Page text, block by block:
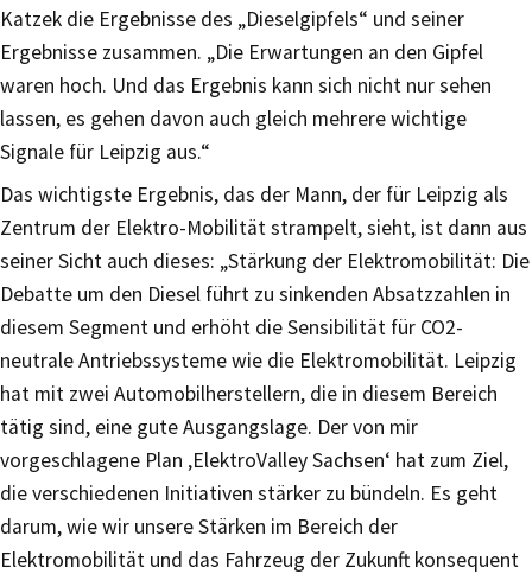
Katzek die Ergebnisse des „Dieselgipfels“ und seiner
Ergebnisse zusammen. „Die Erwartungen an den Gipfel
waren hoch. Und das Ergebnis kann sich nicht nur sehen
lassen, es gehen davon auch gleich mehrere wichtige
Signale für Leipzig aus.“
Das wichtigste Ergebnis, das der Mann, der für Leipzig als
Zentrum der Elektro-Mobilität strampelt, sieht, ist dann aus
seiner Sicht auch dieses: „Stärkung der Elektromobilität: Die
Debatte um den Diesel führt zu sinkenden Absatzzahlen in
diesem Segment und erhöht die Sensibilität für CO2-
neutrale Antriebssysteme wie die Elektromobilität. Leipzig
hat mit zwei Automobilherstellern, die in diesem Bereich
tätig sind, eine gute Ausgangslage. Der von mir
vorgeschlagene Plan ‚ElektroValley Sachsen‘ hat zum Ziel,
die verschiedenen Initiativen stärker zu bündeln. Es geht
darum, wie wir unsere Stärken im Bereich der
Elektromobilität und das Fahrzeug der Zukunft konsequent